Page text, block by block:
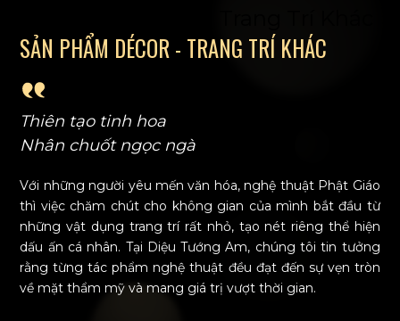
SẢN PHẨM DÉCOR - TRANG TRÍ KHÁC
Thiên tạo tinh hoa
Nhân chuốt ngọc ngà
Với những người yêu mến văn hóa, nghệ thuật Phật Giáo
thì việc chăm chút cho không gian của mình bắt đầu từ
những vật dụng trang trí rất nhỏ, tạo nét riêng thể hiện
dấu ấn cá nhân. Tại Diệu Tướng Am, chúng tôi tin tưởng
rằng từng tác phẩm nghệ thuật đều đạt đến sự vẹn tròn
về mặt thẩm mỹ và mang giá trị vượt thời gian.